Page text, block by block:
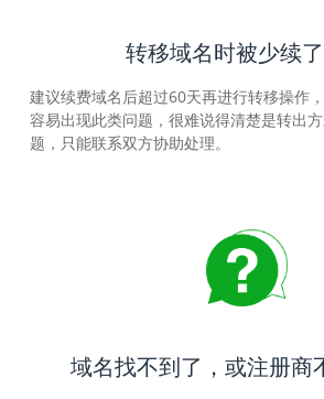
转移域名时被少续
建议续费域名后超过60天再进行转移操作
容易出现此类问题，很难说得清楚是转出
题，只能联系双方协助处理。
域名找不到了，或注册商